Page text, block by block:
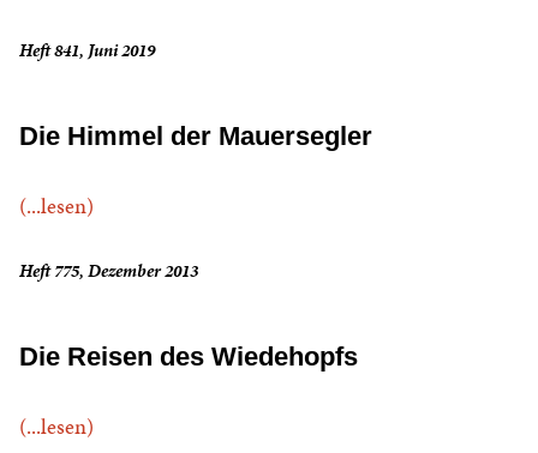
Heft 841, Juni 2019
Die Himmel der Mauersegler
(...lesen)
Heft 775, Dezember 2013
Die Reisen des Wiedehopfs
(...lesen)